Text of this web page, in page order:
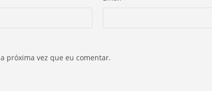
próxima vez que eu comentar.